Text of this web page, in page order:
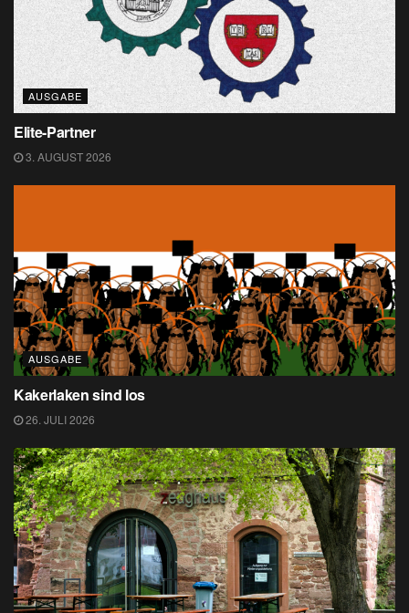
AUSGABE
Elite-Partner
3. AUGUST 2026
AUSGABE
Kakerlaken sind los
26. JULI 2026